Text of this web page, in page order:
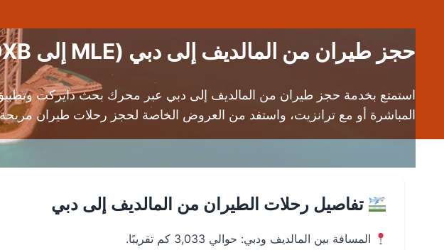
حجز طيران من المالديف إلى دبي (MLE إلى DXB) | أفضل الأسعار عبر محرك بحث دايركت
المباشرة أو مع ترانزيت، واستفد من العروض الخاصة لحجز رحلات طيران مريحة
تفاصيل رحلات الطيران من المالديف إلى دبي
المسافة بين المالديف ودبي: حوالي 3,033 كم تقريبًا.